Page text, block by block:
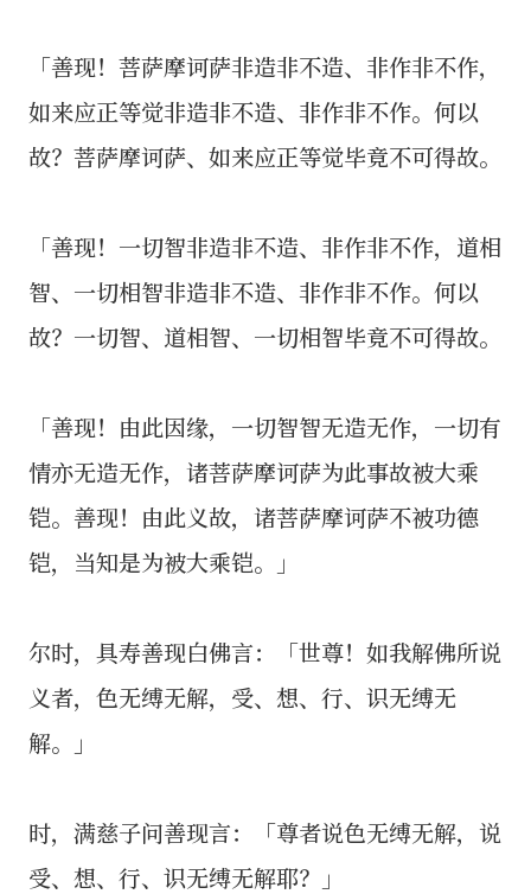
「善现！菩萨摩诃萨非造非不造、非作非不作，
如来应正等觉非造非不造、非作非不作。何以
故？菩萨摩诃萨、如来应正等觉毕竟不可得故。
「善现！一切智非造非不造、非作非不作，道相
智、一切相智非造非不造、非作非不作。何以
故？一切智、道相智、一切相智毕竟不可得故。
「善现！由此因缘，一切智智无造无作，一切有
情亦无造无作，诸菩萨摩诃萨为此事故被大乘
铠。善现！由此义故，诸菩萨摩诃萨不被功德
铠，当知是为被大乘铠。」
尔时，具寿善现白佛言：「世尊！如我解佛所说
义者，色无缚无解，受、想、行、识无缚无
解。」
时，满慈子问善现言：「尊者说色无缚无解，说
受、想、行、识无缚无解耶？」